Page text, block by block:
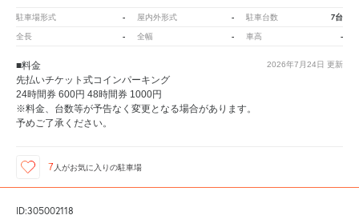
駐車場形式 - 屋内外形式 - 駐車台数 7台
全長 - 全幅 - 車高 -
2026年7月24日 更新
■料金
先払いチケット式コインパーキング
24時間券 600円 48時間券 1000円
※料金、台数等が予告なく変更となる場合があります。
予めご了承ください。
7 人がお気に入りの駐車場
ID:305002118